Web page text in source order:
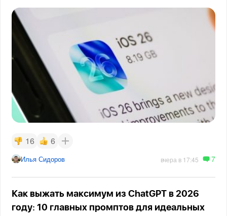
16 6
Илья Сидоров вчера в 17:45 7
Как выжать максимум из ChatGPT в 2026
году: 10 главных промптов для идеальных